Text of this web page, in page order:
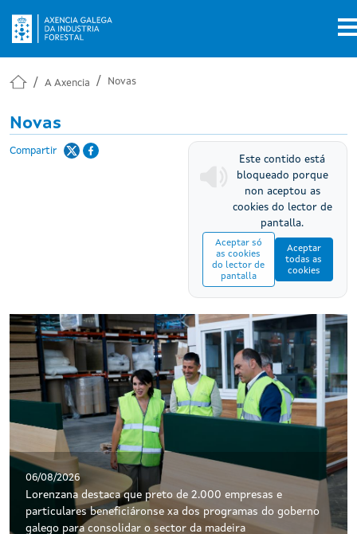
A Axencia Novas
Novas
Compartir
Este contido está
bloqueado porque
non aceptou as
cookies do lector de
pantalla.
Aceptar só
as cookies
do lector de
pantalla
Aceptar
todas as
cookies
06/08/2026
Lorenzana destaca que preto de 2.000 empresas e
particulares beneficiáronse xa dos programas do goberno
galego para consolidar o sector da madeira